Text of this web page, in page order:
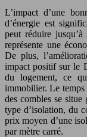
L’impact d’une
d’énergie est
peut réduire
représente une
De plus,
impact positif sur le
du logement, ce
immobilier. Le temps
des combles se
type d’isolation, du
prix moyen d’une
par mètre carré.